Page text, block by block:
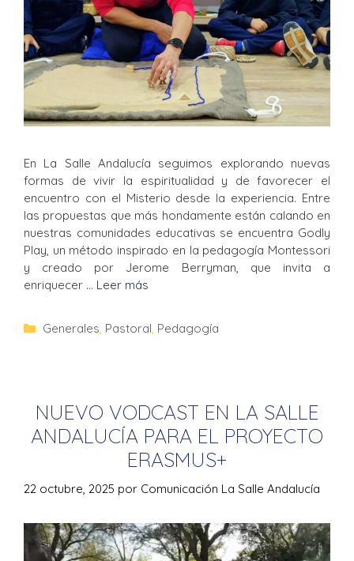
En La Salle Andalucía seguimos explorando nuevas
formas de vivir la espiritualidad y de favorecer el
encuentro con el Misterio desde la experiencia. Entre
las propuestas que más hondamente están calando en
nuestras comunidades educativas se encuentra Godly
Play, un método inspirado en la pedagogía Montessori
y creado por Jerome Berryman, que invita a
enriquecer … Leer más
Generales, Pastoral, Pedagogía
NUEVO VODCAST EN LA SALLE
ANDALUCÍA PARA EL PROYECTO
ERASMUS+
22 octubre, 2025 por Comunicación La Salle Andalucía